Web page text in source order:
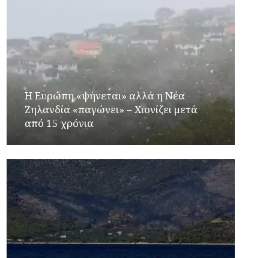
Η Ευρώπη «ψήνεται» αλλά η Νέα
Ζηλανδία «παγώνει» – Χιονίζει μετά
από 15 χρόνια